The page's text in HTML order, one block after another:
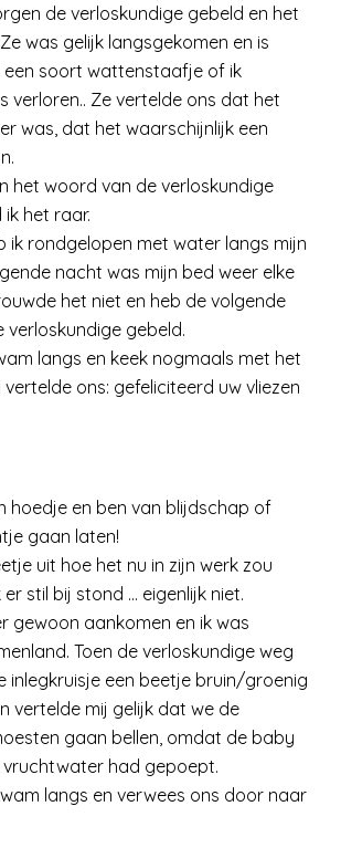
de verloskundige gebeld en het
was gelijk langsgekomen en is
een soort wattenstaafje of ik
verloren.. Ze vertelde ons dat het
was, dat het waarschijnlijk een
het woord van de verloskundige
het raar.
ik rondgelopen met water langs mijn
nacht was mijn bed weer elke
het niet en heb de volgende
verloskundige gebeld.
langs en keek nogmaals met het
ons: gefeliciteerd uw vliezen
hoedje en ben van blijdschap of
gaan laten!
uit hoe het nu in zijn werk zou
stil bij stond … eigenlijk niet.
gewoon aankomen en ik was
Toen de verloskundige weg
inlegkruisje een beetje bruin/groenig
vertelde mij gelijk dat we de
gaan bellen, omdat de baby
vruchtwater had gepoept.
langs en verwees ons door naar